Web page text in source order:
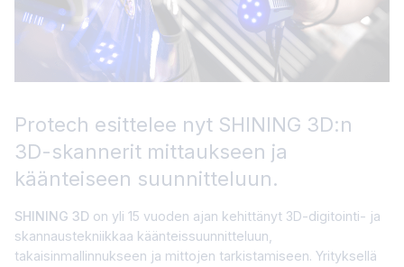
Protech esittelee nyt SHINING 3D:n
3D-skannerit mittaukseen ja
käänteiseen suunnitteluun.
SHINING 3D on yli 15 vuoden ajan kehittänyt 3D-digitointi- ja
skannaustekniikkaa käänteissuunnitteluun,
takaisinmallinnukseen ja mittojen tarkistamiseen. Yrityksellä